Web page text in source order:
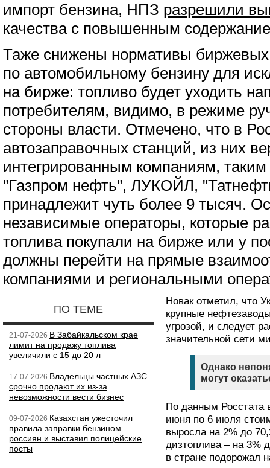
импорт бензина, НПЗ разрешили
качества с повышенным
Таже снижены нормативы
по автомобильному бензину для
на бирже: топливо будет уходить
потребителям, видимо, в режиме
стороны власти. Отмечено, что в
автозаправочных станций, из них
интегрированным компаниям,
"Газпром нефть", ЛУКОЙЛ,
принадлежит чуть более 9 тысяч.
независимые операторы, которые
топлива покупали на бирже или у
должны перейти на прямые
компаниями и региональными
ПО ТЕМЕ
21-07-2026 В Забайкальском крае
лимит на продажу топлива
увеличили с 15 до 20 л
17-07-2026 Владельцы частных АЗС
срочно продают их из-за
невозможности вести бизнес
09-07-2026 Казахстан ужесточил
правила заправки бензином
россиян и выставил полицейские
посты
Новак отметил, что
крупные
угрозой, и следует
значительной сети
Однако
могут
По данным Росстата
июня по 6 июля
выросла на 2% до
дизтоплива – на 3%
в стране подорожал